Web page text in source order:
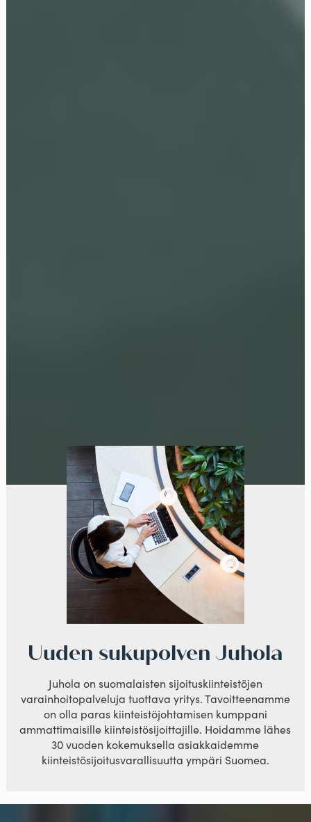
Uuden sukupolven Juhola
Juhola on suomalaisten sijoituskiinteistöjen
varainhoitopalveluja tuottava yritys. Tavoitteenamme
on olla paras kiinteistöjohtamisen kumppani
ammattimaisille kiinteistösijoittajille. Hoidamme lähes
30 vuoden kokemuksella asiakkaidemme
kiinteistösijoitusvarallisuutta ympäri Suomea.